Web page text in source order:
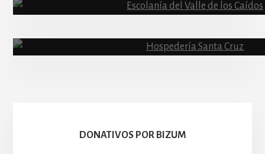
Hospedería
DONATIVOS POR BIZUM